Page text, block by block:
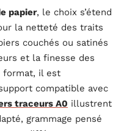
papier, le choix s’étend
la netteté des traits
couchés ou satinés
et la finesse des
format, il est
compatible avec
traceurs A0 illustrent
grammage pensé